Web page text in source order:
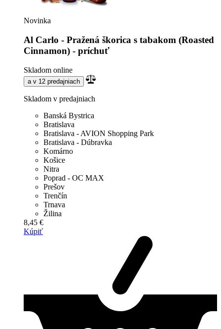
Novinka
Al Carlo - Pražená škorica s tabakom (Roasted
Cinnamon) - príchuť
Skladom online
a v 12 predajniach
Skladom v predajniach
Banská Bystrica
Bratislava
Bratislava - AVION Shopping Park
Bratislava - Dúbravka
Komárno
Košice
Nitra
Poprad - OC MAX
Prešov
Trenčín
Trnava
Žilina
8,45 €
Kúpiť